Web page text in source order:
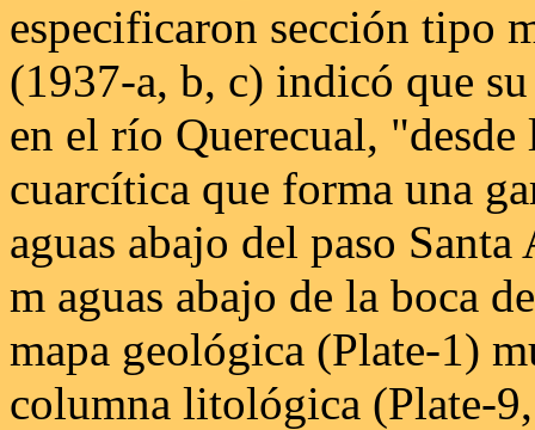
especificaron sección tipo
(1937-a, b, c) indicó que
en el río Querecual, "desde
cuarcítica que forma una
aguas abajo del paso
m aguas abajo de la boca
mapa geológica (Plate-1)
columna litológica (Plate-